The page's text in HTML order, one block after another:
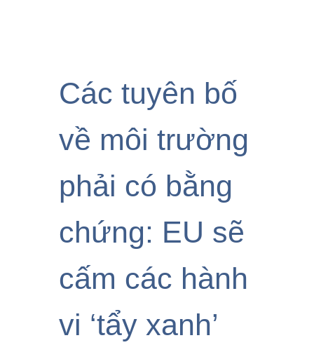
Các tuyên bố
về môi trường
phải có bằng
chứng: EU sẽ
cấm các hành
vi ‘tẩy xanh’